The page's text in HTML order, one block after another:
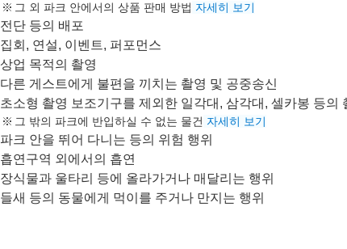
그 외 파크 안에서의 상품 판매 방법 자세히 보기
전단 등의 배포
집회, 연설, 이벤트, 퍼포먼스
상업 목적의 촬영
다른 게스트에게 불편을 끼치는 촬영 및 공중송신
초소형 촬영 보조기구를 제외한 일각대, 삼각대, 셀카봉 등의
그 밖의 파크에 반입하실 수 없는 물건 자세히 보기
파크 안을 뛰어 다니는 등의 위험 행위
흡연구역 외에서의 흡연
장식물과 울타리 등에 올라가거나 매달리는 행위
들새 등의 동물에게 먹이를 주거나 만지는 행위